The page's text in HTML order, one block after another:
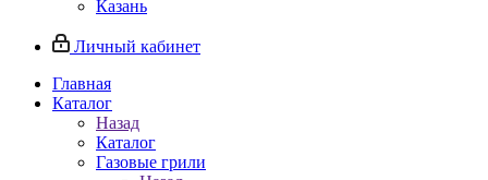
Казань
Личный кабинет
Главная
Каталог
Назад
Каталог
Газовые грили